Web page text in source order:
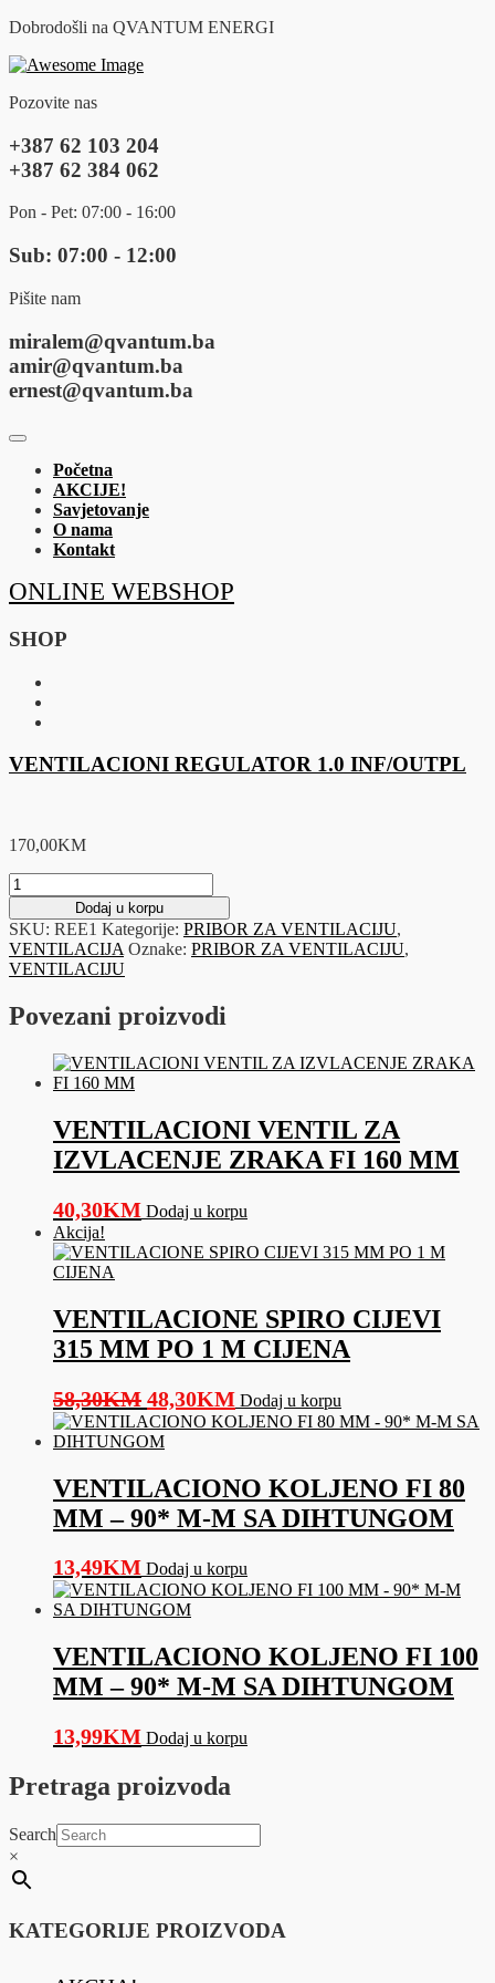
Dobrodošli na QVANTUM ENERGI
Pozovite nas
+387 62 103 204
+387 62 384 062
Pon - Pet: 07:00 - 16:00
Sub: 07:00 - 12:00
Pišite nam
miralem@qvantum.ba
amir@qvantum.ba
ernest@qvantum.ba
Početna
AKCIJE!
Savjetovanje
O nama
Kontakt
ONLINE WEBSHOP
SHOP
VENTILACIONI REGULATOR 1.0 INF/OUTPL
170,00KM
VENTILACIONI
REGULATOR
1.0
INF/OUTPL
količina
Dodaj u korpu
SKU: REE1 Kategorije: PRIBOR ZA VENTILACIJU,
VENTILACIJA Oznake: PRIBOR ZA VENTILACIJU,
VENTILACIJU
Povezani proizvodi
VENTILACIONI VENTIL ZA
IZVLACENJE ZRAKA FI 160 MM
40,30KM Dodaj u korpu
Akcija!
VENTILACIONE SPIRO CIJEVI
315 MM PO 1 M CIJENA
58,30KM Original
price
was:
58,30KM.
48,30KMCurrent
price
48,30KM.
Dodaj u korpu
VENTILACIONO KOLJENO FI 80
MM – 90* M-M SA DIHTUNGOM
13,49KM Dodaj u korpu
VENTILACIONO KOLJENO FI 100
MM – 90* M-M SA DIHTUNGOM
13,99KM Dodaj u korpu
Pretraga proizvoda
Search
×
KATEGORIJE PROIZVODA